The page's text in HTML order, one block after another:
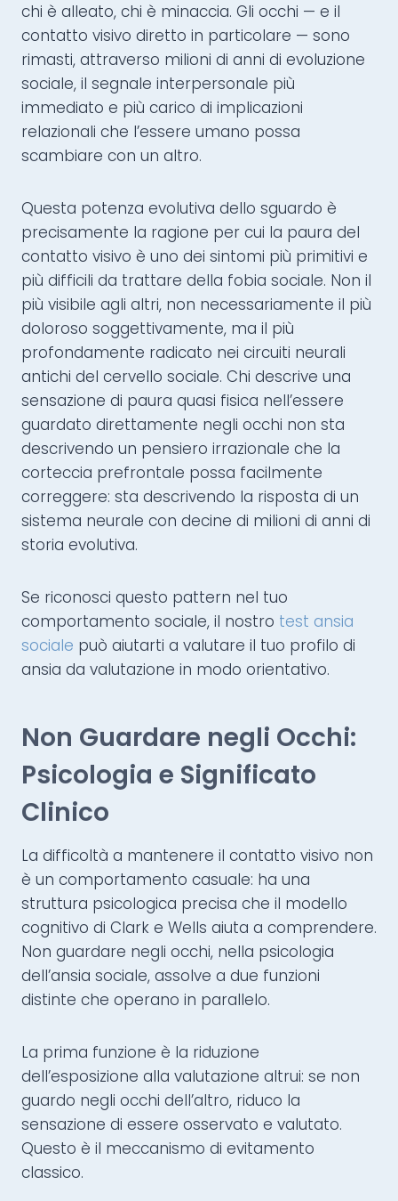
chi è alleato, chi è minaccia. Gli occhi — e il
contatto visivo diretto in particolare — sono
rimasti, attraverso milioni di anni di evoluzione
sociale, il segnale interpersonale più
immediato e più carico di implicazioni
relazionali che l’essere umano possa
scambiare con un altro.
Questa potenza evolutiva dello sguardo è
precisamente la ragione per cui la paura del
contatto visivo è uno dei sintomi più primitivi e
più difficili da trattare della fobia sociale. Non il
più visibile agli altri, non necessariamente il più
doloroso soggettivamente, ma il più
profondamente radicato nei circuiti neurali
antichi del cervello sociale. Chi descrive una
sensazione di paura quasi fisica nell’essere
guardato direttamente negli occhi non sta
descrivendo un pensiero irrazionale che la
corteccia prefrontale possa facilmente
correggere: sta descrivendo la risposta di un
sistema neurale con decine di milioni di anni di
storia evolutiva.
Se riconosci questo pattern nel tuo
comportamento sociale, il nostro test ansia
sociale può aiutarti a valutare il tuo profilo di
ansia da valutazione in modo orientativo.
Non Guardare negli Occhi:
Psicologia e Significato
Clinico
La difficoltà a mantenere il contatto visivo non
è un comportamento casuale: ha una
struttura psicologica precisa che il modello
cognitivo di Clark e Wells aiuta a comprendere.
Non guardare negli occhi, nella psicologia
dell’ansia sociale, assolve a due funzioni
distinte che operano in parallelo.
La prima funzione è la riduzione
dell’esposizione alla valutazione altrui: se non
guardo negli occhi dell’altro, riduco la
sensazione di essere osservato e valutato.
Questo è il meccanismo di evitamento
classico.